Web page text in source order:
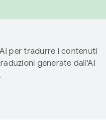
per tradurre i contenuti
generate dall'AI